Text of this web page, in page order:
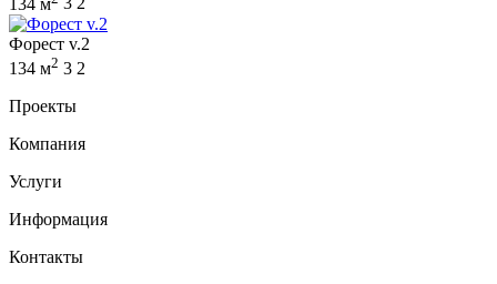
Форест v.2
134 м2 3 2
Проекты
Компания
Услуги
Информация
Контакты